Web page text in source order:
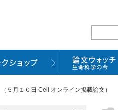
月１０日 Cell オンライン掲載論文）